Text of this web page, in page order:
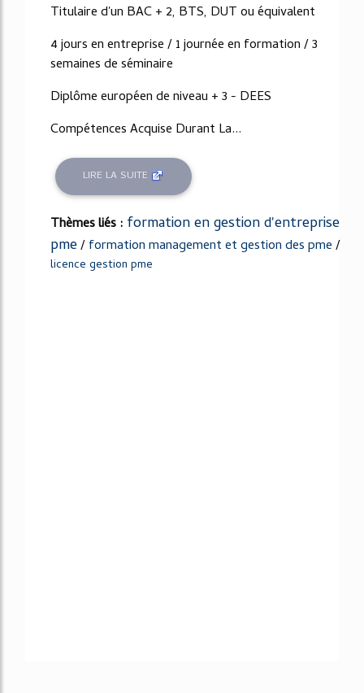
Titulaire d'un BAC + 2, BTS, DUT ou équivalent
4 jours en entreprise / 1 journée en formation / 3
semaines de séminaire
Diplôme européen de niveau + 3 - DEES
Compétences Acquise Durant La...
LIRE LA SUITE
Thèmes liés : formation en gestion d'entreprise
pme/formation management et gestion des pme/
licence gestion pme